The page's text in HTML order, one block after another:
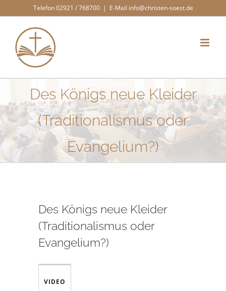
springen
Telefon 02921 / 768700 | E-Mail info@christen-soest.de
Des Königs neue Kleider
(Traditionalismus oder
Evangelium?)
Des Königs neue Kleider
(Traditionalismus oder
Evangelium?)
VIDEO